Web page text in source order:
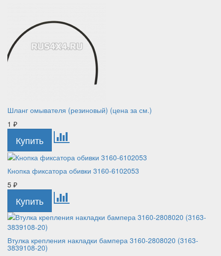
Шланг омывателя (резиновый) (цена за см.)
1 ₽
Кнопка фиксатора обивки 3160-6102053
5 ₽
Втулка крепления накладки бампера 3160-2808020 (3163-
3839108-20)